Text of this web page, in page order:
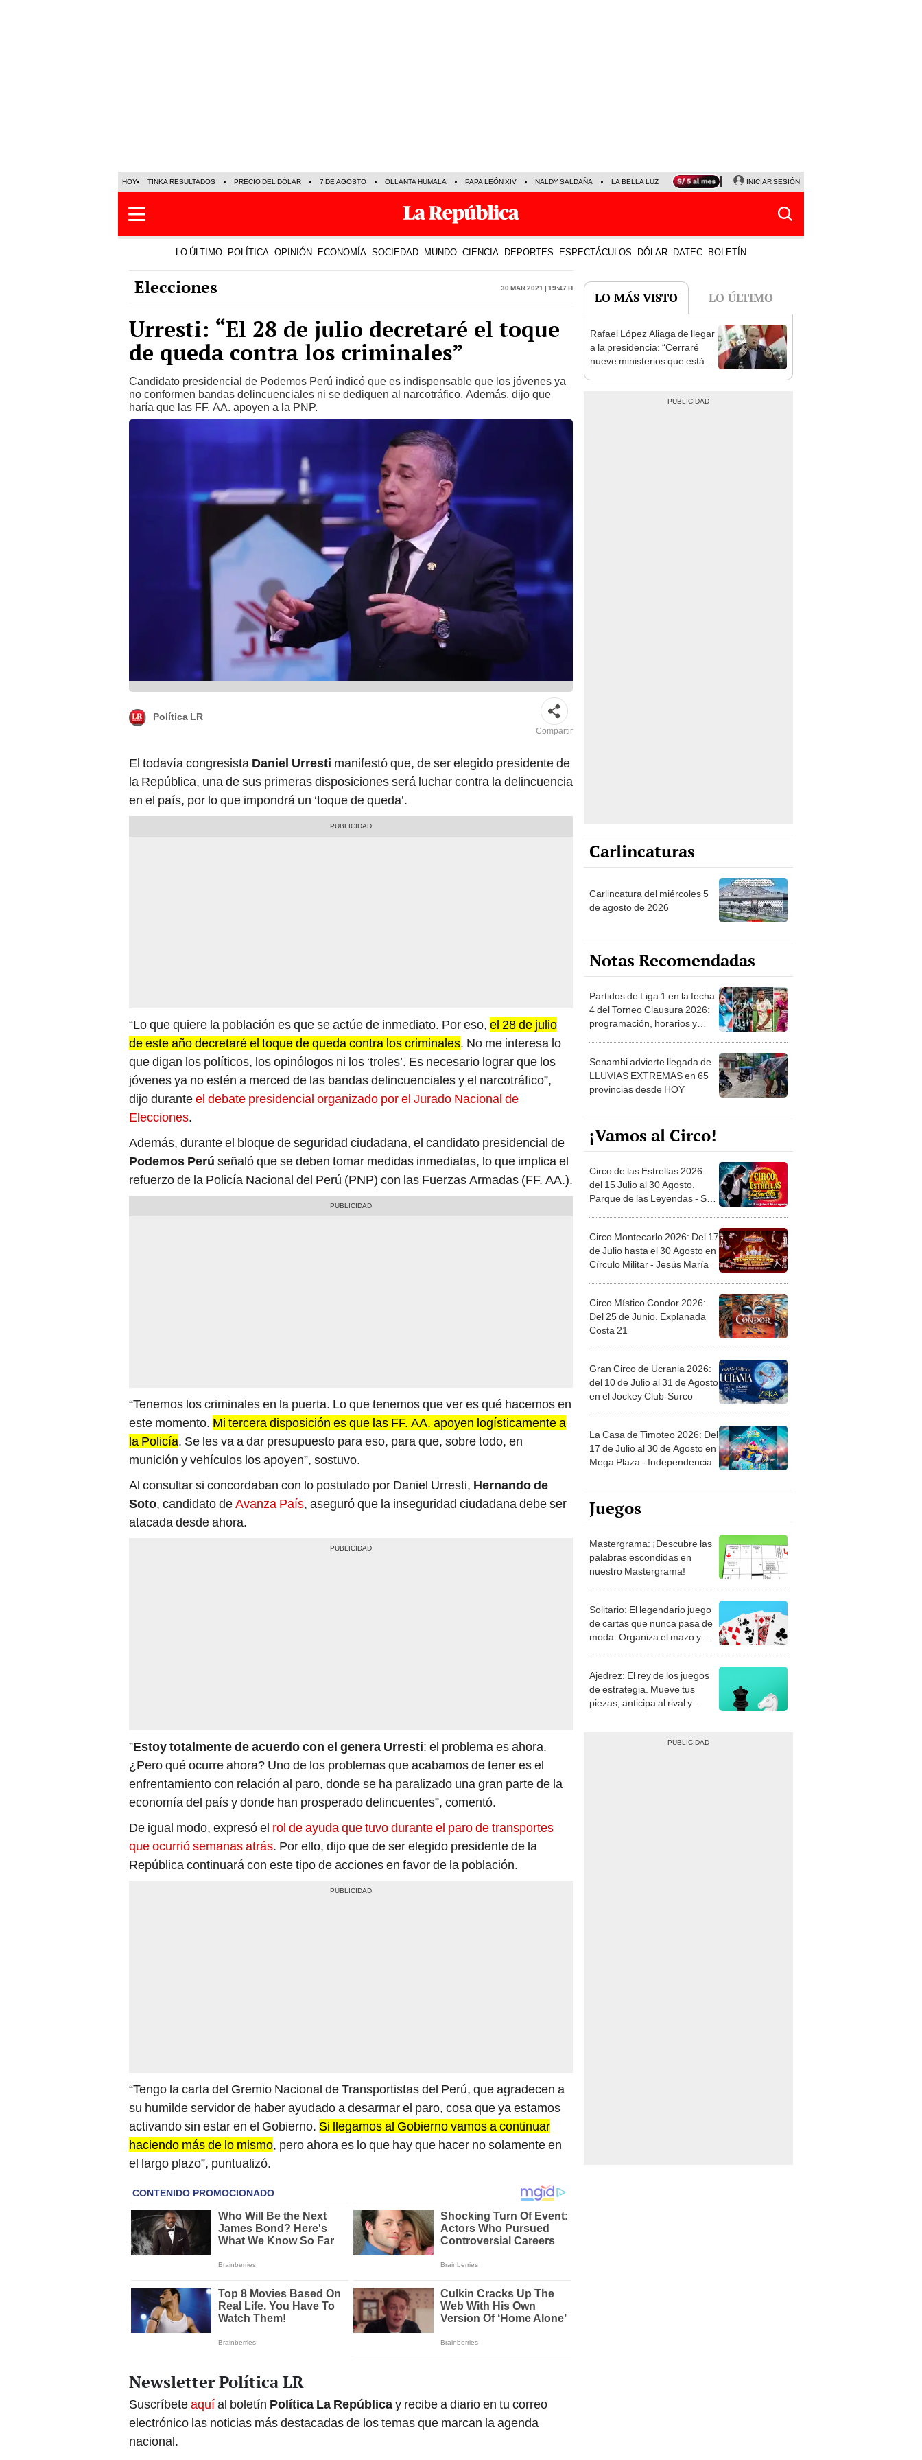
HOY TINKA RESULTADOS PRECIO DEL DÓLAR 7 DE AGOSTO OLLANTA HUMALA PAPA LEÓN XIV NALDY SALDAÑA LA BELLA LUZ MAGALY MEDINA SINUANO RESULTADOS HOY
INICIAR SESIÓN
LO ÚLTIMO POLÍTICA OPINIÓN ECONOMÍA SOCIEDAD MUNDO CIENCIA DEPORTES ESPECTÁCULOS DÓLAR DATEC BOLETÍN
Elecciones 30 Mar 2021 | 19:47 h
Urresti: “El 28 de julio decretaré el toque
de queda contra los criminales”
Candidato presidencial de Podemos Perú indicó que es indispensable que los jóvenes ya
no conformen bandas delincuenciales ni se dediquen al narcotráfico. Además, dijo que
haría que las FF. AA. apoyen a la PNP.
Política LR
Compartir
El todavía congresista Daniel Urresti manifestó que, de ser elegido presidente de
la República, una de sus primeras disposiciones será luchar contra la delincuencia
en el país, por lo que impondrá un ‘toque de queda’.
“Lo que quiere la población es que se actúe de inmediato. Por eso, el 28 de julio
de este año decretaré el toque de queda contra los criminales. No me interesa lo
que digan los políticos, los opinólogos ni los ‘troles’. Es necesario lograr que los
jóvenes ya no estén a merced de las bandas delincuenciales y el narcotráfico”,
dijo duranteel debate presidencial organizado por el Jurado Nacional de
Elecciones.
Además, durante el bloque de seguridad ciudadana, el candidato presidencial de
Podemos Perú señaló que se deben tomar medidas inmediatas, lo que implica el
refuerzo de la Policía Nacional del Perú (PNP) con las Fuerzas Armadas (FF. AA.).
“Tenemos los criminales en la puerta. Lo que tenemos que ver es qué hacemos en
este momento. Mi tercera disposición es que las FF. AA. apoyen logísticamente a
la Policía. Se les va a dar presupuesto para eso, para que, sobre todo, en
munición y vehículos los apoyen”, sostuvo.
Al consultar si concordaban con lo postulado por Daniel Urresti, Hernando de
Soto, candidato deAvanza País, aseguró que la inseguridad ciudadana debe ser
atacada desde ahora.
”Estoy totalmente de acuerdo con el genera Urresti: el problema es ahora.
¿Pero qué ocurre ahora? Uno de los problemas que acabamos de tener es el
enfrentamiento con relación al paro, donde se ha paralizado una gran parte de la
economía del país y donde han prosperado delincuentes”, comentó.
De igual modo, expresó el rol de ayuda que tuvo durante el paro de transportes
que ocurrió semanas atrás. Por ello, dijo que de ser elegido presidente de la
República continuará con este tipo de acciones en favor de la población.
“Tengo la carta del Gremio Nacional de Transportistas del Perú, que agradecen a
su humilde servidor de haber ayudado a desarmar el paro, cosa que ya estamos
activando sin estar en el Gobierno. Si llegamos al Gobierno vamos a continuar
haciendo más de lo mismo, pero ahora es lo que hay que hacer no solamente en
el largo plazo”, puntualizó.
Newsletter Política LR
Suscríbeteaquíal boletín Política La Repúblicay recibe a diario en tu correo
electrónico las noticias más destacadas de los temas que marcan la agenda
nacional.
LO MÁS VISTO LO ÚLTIMO
1
Rafael López Aliaga de llegar
a la presidencia: “Cerraré
nueve ministerios que están
Carlincaturas
Carlincatura del miércoles 5
de agosto de 2026
Notas Recomendadas
Partidos de Liga 1 en la fecha
4 del Torneo Clausura 2026:
programación, horarios y
Senamhi advierte llegada de
LLUVIAS EXTREMAS en 65
provincias desde HOY
¡Vamos al Circo!
Circo de las Estrellas 2026:
del 15 Julio al 30 Agosto.
Parque de las Leyendas - San
Circo Montecarlo 2026: Del 17
de Julio hasta el 30 Agosto en
Círculo Militar - Jesús María
Circo Místico Condor 2026:
Del 25 de Junio. Explanada
Costa 21
Gran Circo de Ucrania 2026:
del 10 de Julio al 31 de Agosto
en el Jockey Club-Surco
La Casa de Timoteo 2026: Del
17 de Julio al 30 de Agosto en
Mega Plaza - Independencia
Juegos
Mastergrama: ¡Descubre las
palabras escondidas en
nuestro Mastergrama!
Solitario: El legendario juego
de cartas que nunca pasa de
moda. Organiza el mazo y
Ajedrez: El rey de los juegos
de estrategia. Mueve tus
piezas, anticipa al rival y